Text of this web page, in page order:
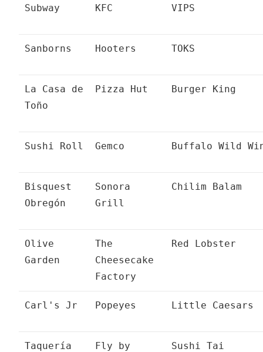
Subway KFC VIPS
Sanborns Hooters TOKS
La Casa de
Toño
Pizza Hut Burger King
Sushi Roll Gemco Buffalo Wild
Bisquest
Obregón
Sonora
Grill
Chilim Balam
Olive
Garden
The
Cheesecake
Factory
Red Lobster
Carl's Jr Popeyes Little Caesars
Taquería
Fly by
Sushi Tai